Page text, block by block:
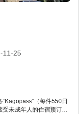
11-25
（每件550日
受未成年人的住宿预订，